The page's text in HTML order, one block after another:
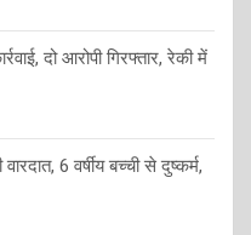
दो आरोपी गिरफ्तार, रेकी में
6 वर्षीय बच्ची से दुष्कर्म,